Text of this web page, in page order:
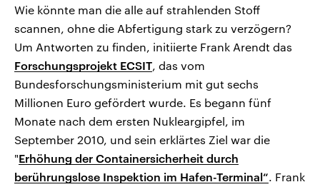
Wie könnte man die alle auf strahlenden Stoff
scannen, ohne die Abfertigung stark zu verzögern?
Um Antworten zu finden, initiierte Frank Arendt das
Forschungsprojekt ECSIT, das vom
Bundesforschungsministerium mit gut sechs
Millionen Euro gefördert wurde. Es begann fünf
Monate nach dem ersten Nukleargipfel, im
September 2010, und sein erklärtes Ziel war die
"Erhöhung der Containersicherheit durch
berührungslose Inspektion im Hafen-Terminal“. Frank